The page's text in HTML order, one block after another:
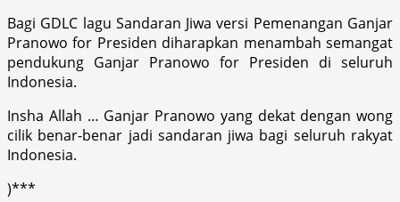
Bagi GDLC lagu Sandaran Jiwa versi Pemenangan Ganjar
Pranowo for Presiden diharapkan menambah semangat
pendukung Ganjar Pranowo for Presiden di seluruh
Indonesia.
Insha Allah … Ganjar Pranowo yang dekat dengan wong
cilik benar-benar jadi sandaran jiwa bagi seluruh rakyat
Indonesia.
)***